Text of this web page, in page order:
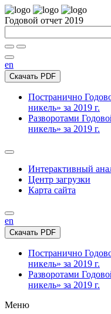
Годовой отчет 2019
en
Скачать PDF
Постранично
никель» за 2019 г.
Разворотами
никель» за 2019 г.
Интерактивный
Центр загрузки
Карта сайта
en
Скачать PDF
Постранично
никель» за 2019 г.
Разворотами
никель» за 2019 г.
Меню